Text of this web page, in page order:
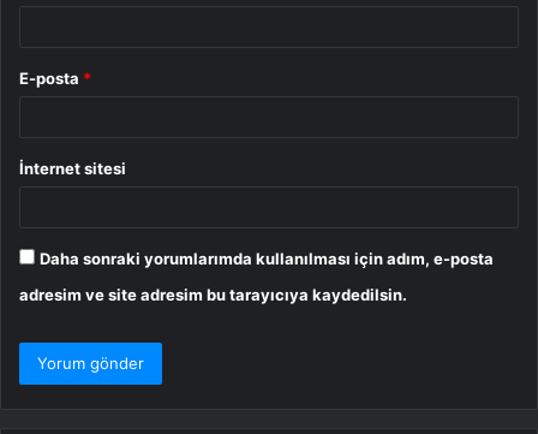
E-posta *
İnternet sitesi
Daha sonraki yorumlarımda kullanılması için adım, e-posta
adresim ve site adresim bu tarayıcıya kaydedilsin.